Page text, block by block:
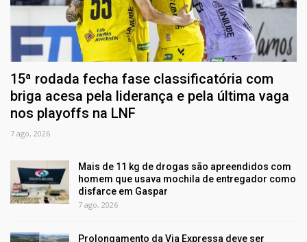
15ª rodada fecha fase classificatória com
briga acesa pela liderança e pela última vaga
nos playoffs na LNF
7 ago, 2026
Mais de 11 kg de drogas são apreendidos com
homem que usava mochila de entregador como
disfarce em Gaspar
7 ago, 2026
Prolongamento da Via Expressa deve ser